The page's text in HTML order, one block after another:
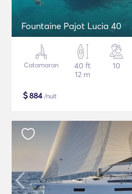
Fountaine Pajot Lucia 40
Catamaran
40 ft
12 m
10
$884/nuit